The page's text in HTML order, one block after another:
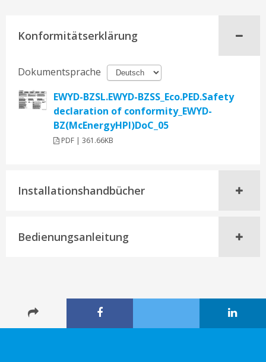
Konformitätserklärung
Dokumentsprache
EWYD-BZSL.EWYD-BZSS_Eco.PED.Safety
declaration of conformity_EWYD-
BZ(McEnergyHPI)DoC_05
PDF | 361.66KB
Installationshandbücher
Bedienungsanleitung